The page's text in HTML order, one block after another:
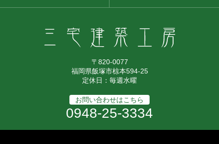
〒820-0077
福岡県飯塚市椋本594-25
定休日：毎週水曜
お問い合わせはこちら
0948-25-3334